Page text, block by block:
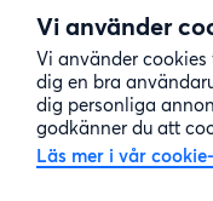
Vi använder
Vi använder
dig en bra
dig personliga
godkänner du att
Läs mer i vår
Cookiepolicy
Sitemap
Kundtjänst